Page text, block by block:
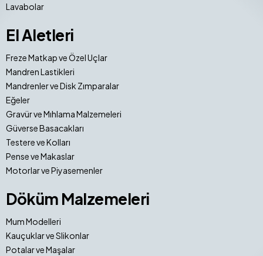
Lavabolar
El Aletleri
Freze Matkap ve Özel Uçlar
Mandren Lastikleri
Mandrenler ve Disk Zımparalar
Eğeler
Gravür ve Mıhlama Malzemeleri
Güverse Basacakları
Testere ve Kolları
Pense ve Makaslar
Motorlar ve Piyasemenler
Döküm Malzemeleri
Mum Modelleri
Kauçuklar ve Slikonlar
Potalar ve Maşalar